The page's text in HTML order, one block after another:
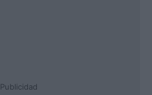
Publicidad